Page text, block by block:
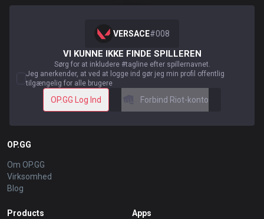
VERSACE#008
VI KUNNE IKKE FINDE SPILLEREN
Sørg for at inkludere #tagline efter spillernavnet.
Jeg anerkender, at ved at logge ind gør jeg min profil offentlig
tilgængelig for alle brugere
OP.GG Log Ind Forbind Riot-konto
OP.GG
Om OP.GG
Virksomhed
Blog
Products Apps